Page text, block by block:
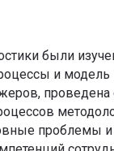
были
и модель
проведена
проблемы и